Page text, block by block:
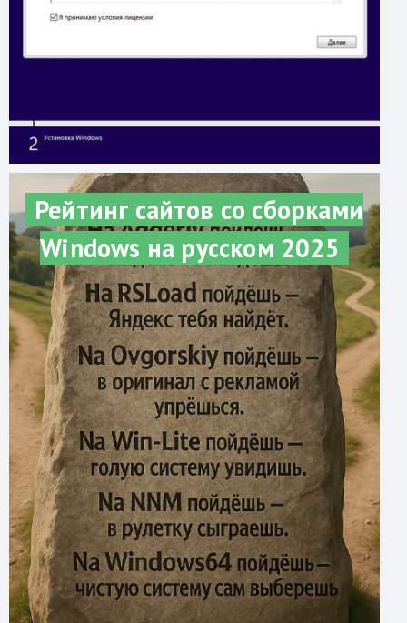
Рейтинг сайтов со сборками
Windows на русском 2025